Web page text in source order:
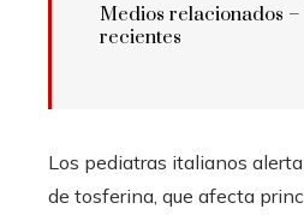
Medios relacionados –
recientes
Los pediatras italianos
de tosferina, que afecta